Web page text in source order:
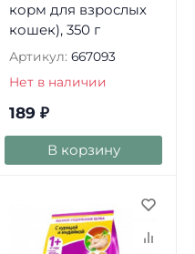
корм для взрослых
кошек), 350 г
Артикул: 667093
Нет в наличии
189 ₽
В корзину